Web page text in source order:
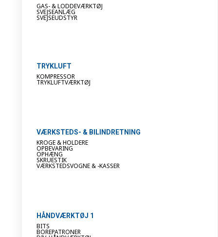
GAS- & LODDEVÆRKTØJ
SVEJSEANLÆG
SVEJSEUDSTYR
TRYKLUFT
KOMPRESSOR
TRYKLUFTVÆRKTØJ
VÆRKSTEDS- & BILINDRETNING
KROGE & HOLDERE
OPBEVARING
OPHÆNG
SKRUESTIK
VÆRKSTEDSVOGNE & -KASSER
HÅNDVÆRKTØJ 1
BITS
BOREPATRONER